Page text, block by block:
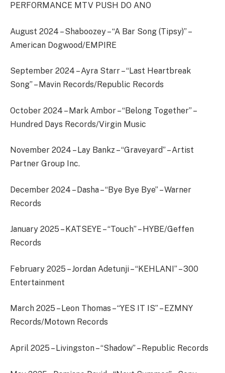
PERFORMANCE MTV PUSH DO ANO
August 2024 – Shaboozey – “A Bar Song (Tipsy)” –
American Dogwood/EMPIRE
September 2024 – Ayra Starr – “Last Heartbreak
Song” – Mavin Records/Republic Records
October 2024 – Mark Ambor – “Belong Together” –
Hundred Days Records/Virgin Music
November 2024 – Lay Bankz – “Graveyard” – Artist
Partner Group Inc.
December 2024 – Dasha – “Bye Bye Bye” – Warner
Records
January 2025 – KATSEYE – “Touch” – HYBE/Geffen
Records
February 2025 – Jordan Adetunji – “KEHLANI” – 300
Entertainment
March 2025 – Leon Thomas – “YES IT IS” – EZMNY
Records/Motown Records
April 2025 – Livingston – “Shadow” – Republic Records